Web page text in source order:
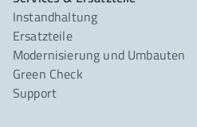
Instandhaltung
Ersatzteile
Modernisierung und Umbauten
Green Check
Support